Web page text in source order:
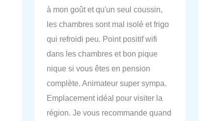
à mon goût et qu'un seul coussin,
les chambres sont mal isolé et frigo
qui refroidi peu. Point positif wifi
dans les chambres et bon pique
nique si vous êtes en pension
complète. Animateur super sympa.
Emplacement idéal pour visiter la
région. Je vous recommande quand